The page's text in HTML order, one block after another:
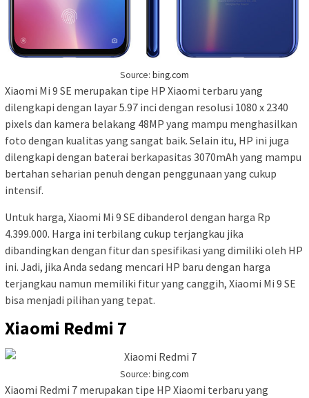
Source: bing.com
Xiaomi Mi 9 SE merupakan tipe HP Xiaomi terbaru yang
dilengkapi dengan layar 5.97 inci dengan resolusi 1080 x 2340
pixels dan kamera belakang 48MP yang mampu menghasilkan
foto dengan kualitas yang sangat baik. Selain itu, HP ini juga
dilengkapi dengan baterai berkapasitas 3070mAh yang mampu
bertahan seharian penuh dengan penggunaan yang cukup
intensif.
Untuk harga, Xiaomi Mi 9 SE dibanderol dengan harga Rp
4.399.000. Harga ini terbilang cukup terjangkau jika
dibandingkan dengan fitur dan spesifikasi yang dimiliki oleh HP
ini. Jadi, jika Anda sedang mencari HP baru dengan harga
terjangkau namun memiliki fitur yang canggih, Xiaomi Mi 9 SE
bisa menjadi pilihan yang tepat.
Xiaomi Redmi 7
Source: bing.com
Xiaomi Redmi 7 merupakan tipe HP Xiaomi terbaru yang